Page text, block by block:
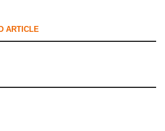
ARTICLE